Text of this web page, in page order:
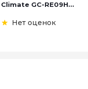
Climate GC-RE09H...
Нет оценок